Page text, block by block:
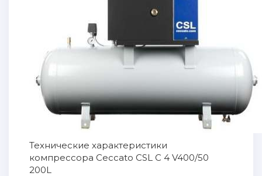
Технические характеристики
компрессора Ceccato CSL C 4 V400/50
200L